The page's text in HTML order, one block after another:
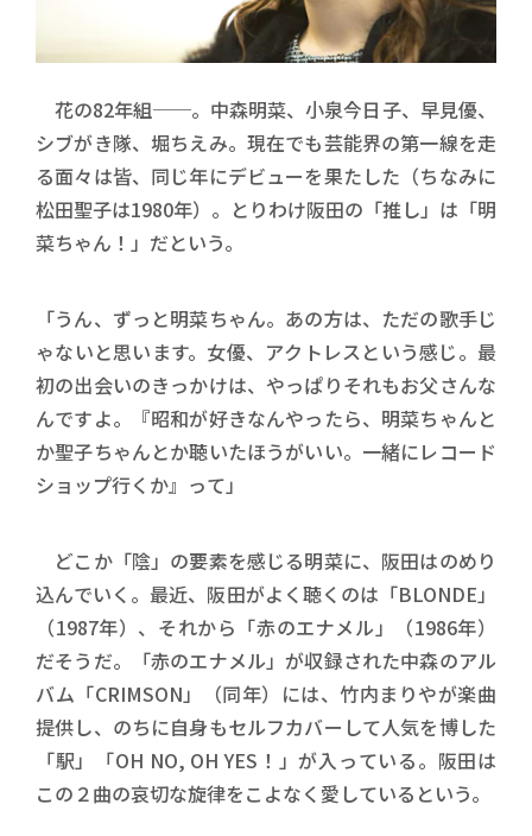
花の82年組──。中森明菜、小泉今日子、早見優、
シブがき隊、堀ちえみ。現在でも芸能界の第一線を走
る面々は皆、同じ年にデビューを果たした（ちなみに
松田聖子は1980年）。とりわけ阪田の「推し」は「明
菜ちゃん！」だという。
「うん、ずっと明菜ちゃん。あの方は、ただの歌手じ
ゃないと思います。女優、アクトレスという感じ。最
初の出会いのきっかけは、やっぱりそれもお父さんな
んですよ。『昭和が好きなんやったら、明菜ちゃんと
か聖子ちゃんとか聴いたほうがいい。一緒にレコード
ショップ行くか』って」
どこか「陰」の要素を感じる明菜に、阪田はのめり
込んでいく。最近、阪田がよく聴くのは「BLONDE」
（1987年）、それから「赤のエナメル」（1986年）
だそうだ。「赤のエナメル」が収録された中森のアル
バム「CRIMSON」（同年）には、竹内まりやが楽曲
提供し、のちに自身もセルフカバーして人気を博した
「駅」「OH NO, OH YES！」が入っている。阪田は
この２曲の哀切な旋律をこよなく愛しているという。